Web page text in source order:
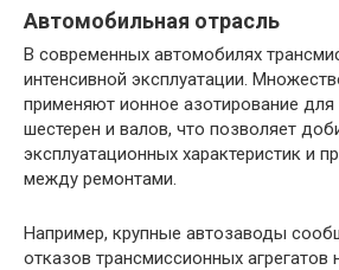
Автомобильная отрасль
В современных автомобилях
интенсивной эксплуатации.
применяют ионное азотирование для
шестерен и валов, что позволяет
эксплуатационных характеристик и
между ремонтами.
Например, крупные автозаводы
отказов трансмиссионных агрегатов